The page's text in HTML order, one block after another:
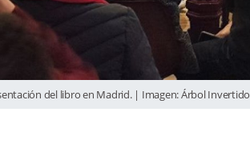
del libro en Madrid. | Imagen: Árbol Invertido